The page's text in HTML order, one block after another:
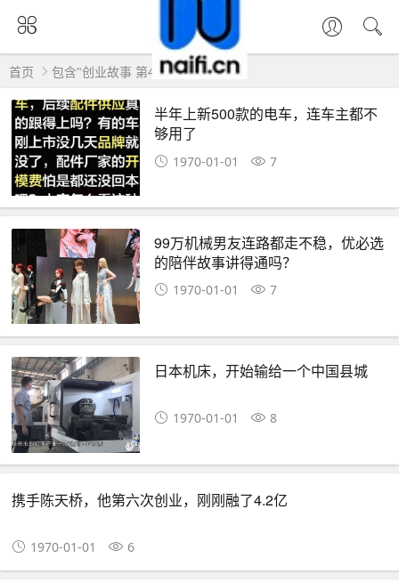
首页 包含"创业故事 第4页"标签的文章
半年上新500款的电车，连车主都不
够用了
1970-01-01 7
99万机械男友连路都走不稳，优必选
的陪伴故事讲得通吗？
1970-01-01 7
日本机床，开始输给一个中国县城
1970-01-01 8
携手陈天桥，他第六次创业，刚刚融了4.2亿
1970-01-01 6